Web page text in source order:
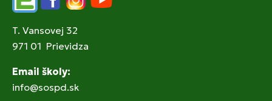
EdupageFacebookInstagram
YouTube
T. Vansovej 32
971 01 Prievidza
Email školy:
info@sospd.sk